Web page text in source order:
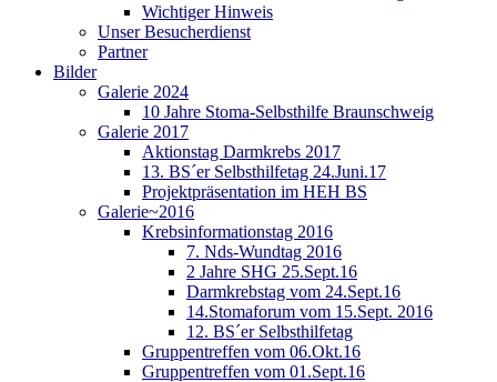
Wichtiger Hinweis
Unser Besucherdienst
Partner
Bilder
Galerie 2024
10 Jahre Stoma-Selbsthilfe Braunschweig
Galerie 2017
Aktionstag Darmkrebs 2017
13. BS´er Selbsthilfetag 24.Juni.17
Projektpräsentation im HEH BS
Galerie~2016
Krebsinformationstag 2016
7. Nds-Wundtag 2016
2 Jahre SHG 25.Sept.16
Darmkrebstag vom 24.Sept.16
14.Stomaforum vom 15.Sept. 2016
12. BS´er Selbsthilfetag
Gruppentreffen vom 06.Okt.16
Gruppentreffen vom 01.Sept.16